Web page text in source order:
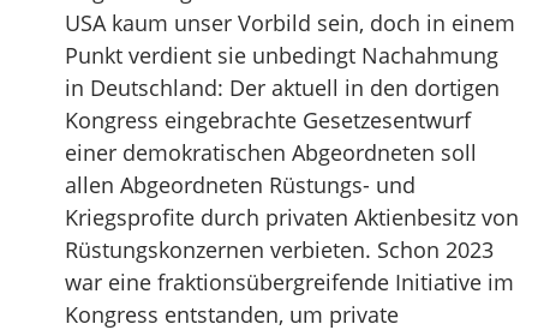
USA kaum unser Vorbild sein, doch in einem
Punkt verdient sie unbedingt Nachahmung
in Deutschland: Der aktuell in den dortigen
Kongress eingebrachte Gesetzesentwurf
einer demokratischen Abgeordneten soll
allen Abgeordneten Rüstungs- und
Kriegsprofite durch privaten Aktienbesitz von
Rüstungskonzernen verbieten. Schon 2023
war eine fraktionsübergreifende Initiative im
Kongress entstanden, um private